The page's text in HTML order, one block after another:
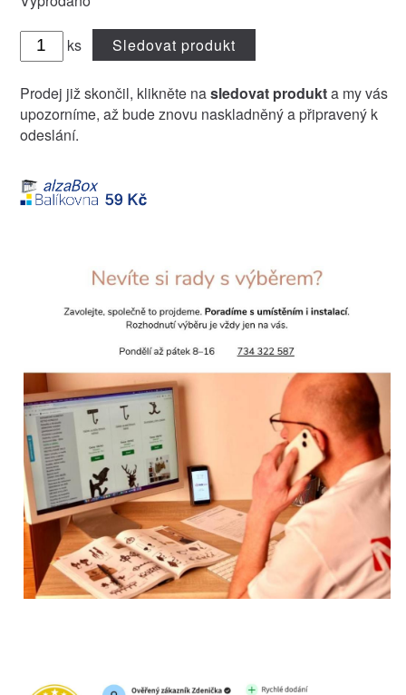
ks Sledovat produkt
Prodej již skončil, klikněte nasledovat produkta my vás
upozorníme, až bude znovu naskladněný a připravený k
odeslání.